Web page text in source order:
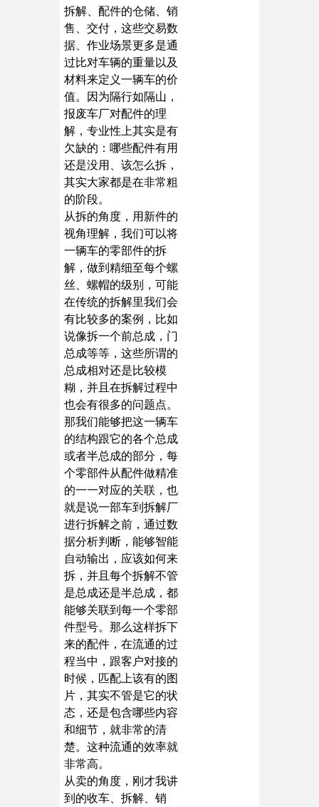
拆解、配件的仓储、销
售、交付，这些交易数
据、作业场景更多是通
过比对车辆的重量以及
材料来定义一辆车的价
值。因为隔行如隔山，
报废车厂对配件的理
解，专业性上其实是有
欠缺的：哪些配件有用
还是没用、该怎么拆，
其实大家都是在非常粗
的阶段。
从拆的角度，用新件的
视角理解，我们可以将
一辆车的零部件的拆
解，做到精细至每个螺
丝、螺帽的级别，可能
在传统的拆解里我们会
有比较多的案例，比如
说像拆一个前总成，门
总成等等，这些所谓的
总成相对还是比较模
糊，并且在拆解过程中
也会有很多的问题点。
那我们能够把这一辆车
的结构跟它的各个总成
或者半总成的部分，每
个零部件从配件做精准
的一一对应的关联，也
就是说一部车到拆解厂
进行拆解之前，通过数
据分析判断，能够智能
自动输出，应该如何来
拆，并且每个拆解不管
是总成还是半总成，都
能够关联到每一个零部
件型号。那么这样拆下
来的配件，在流通的过
程当中，跟客户对接的
时候，匹配上该有的图
片，其实不管是它的状
态，还是包含哪些内容
和细节，就非常的清
楚。这种流通的效率就
非常高。
从卖的角度，刚才我讲
到的收车、拆解、销